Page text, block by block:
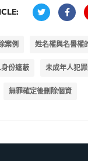
案例 姓名權與名譽權
份遮蔽 未成年人犯
無罪確定後刪除個資